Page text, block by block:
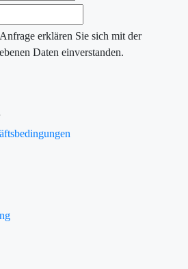
erklären Sie sich mit der
Daten einverstanden.